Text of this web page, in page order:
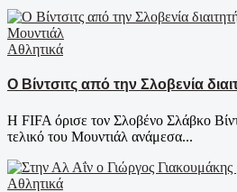
Αθλητικά
Ο Βίντσιτς από την Σλοβενία
Η FIFA όρισε τον Σλοβένο Σλάβκο
τελικό του Μουντιάλ ανάμεσα...
Αθλητικά